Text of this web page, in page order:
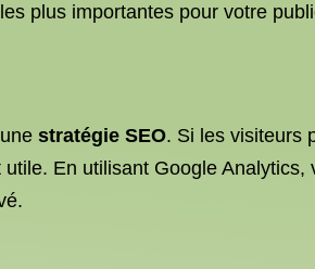
plus importantes pour votre
stratégie SEO. Si les visiteurs
En utilisant Google